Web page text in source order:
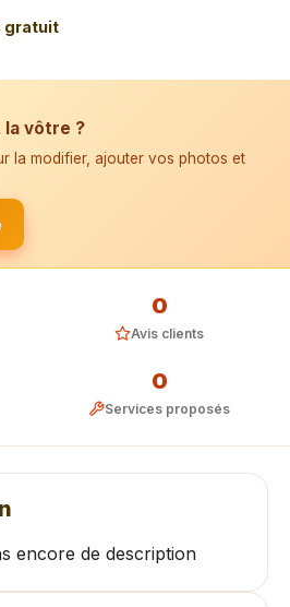
gratuit
vôtre ?
la modifier, ajouter vos photos et
0
Avis clients
0
Services proposés
encore de description